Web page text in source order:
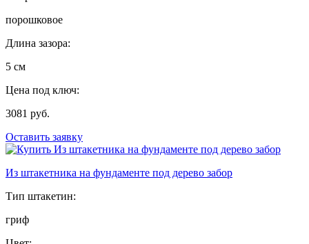
порошковое
Длина зазора:
5 см
Цена под ключ:
3081 руб.
Оставить заявку
Из штакетника на фундаменте под дерево забор
Тип штакетин:
гриф